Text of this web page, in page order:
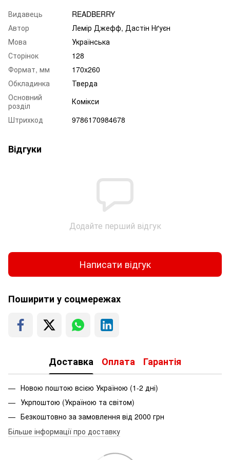
Видавець
READBERRY
Автор
Лемір Джефф, Дастін Нґуєн
Мова
Українська
Сторінок
128
Формат, мм
170x260
Обкладинка
Тверда
Основний
розділ
Комікси
Штрихкод
9786170984678
Відгуки
Додайте перший відгук
Написати відгук
Поширити у соцмережах
Доставка Оплата Гарантія
Новою поштою всією Україною (1-2 дні)
Укрпоштою (Україною та світом)
Безкоштовно за замовлення від 2000 грн
Більше інформації про доставку